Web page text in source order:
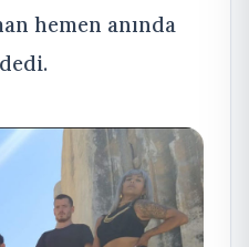
hemen anında